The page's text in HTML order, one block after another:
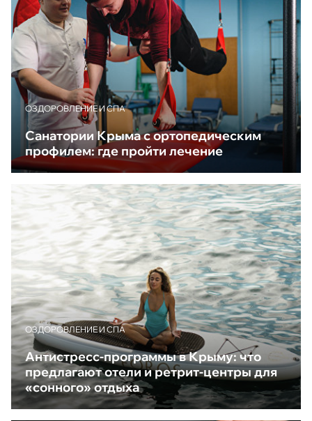
ОЗДОРОВЛЕНИЕ И СПА
Санатории Крыма с ортопедическим
профилем: где пройти лечение
ОЗДОРОВЛЕНИЕ И СПА
Антистресс-программы в Крыму: что
предлагают отели и ретрит-центры для
«сонного» отдыха